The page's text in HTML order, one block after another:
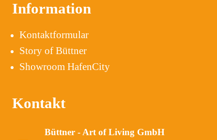
Information
Kontaktformular
Story of Büttner
Showroom HafenCity
Kontakt
Büttner - Art of Living GmbH